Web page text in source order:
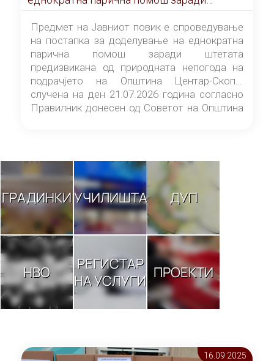
штетата предизвикана од природната
непогода на подрачјето на Општина
Центар-Скопје случена на ден 21.07.2026
година
Предмет на Јавниот повик е спроведување
на постапка за доделување на еднократна
парична помош заради штетата
предизвикана од природната непогода на
подрачјето на Општина Центар-Скопје
случена на ден 21.07.2026 година согласно
Правилник донесен од Советот на Општина
ГРАДИНКИУЧИЛИШТА ДУП
НВО
РЕГИСТАР
НА УСЛУГИ ПРОЕКТИ
16.09 2025